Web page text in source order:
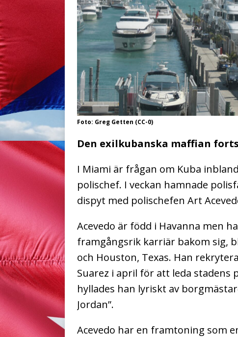
Foto: Greg Getten (CC-0)
Den exilkubanska maffian
I Miami är frågan om Kuba
polischef. I veckan hamnade
dispyt med polischefen Art
Acevedo är född i Havanna men
framgångsrik karriär bakom sig,
och Houston, Texas. Han
Suarez i april för att leda stadens
hyllades han lyriskt av
Jordan”.
Acevedo har en framtoning som